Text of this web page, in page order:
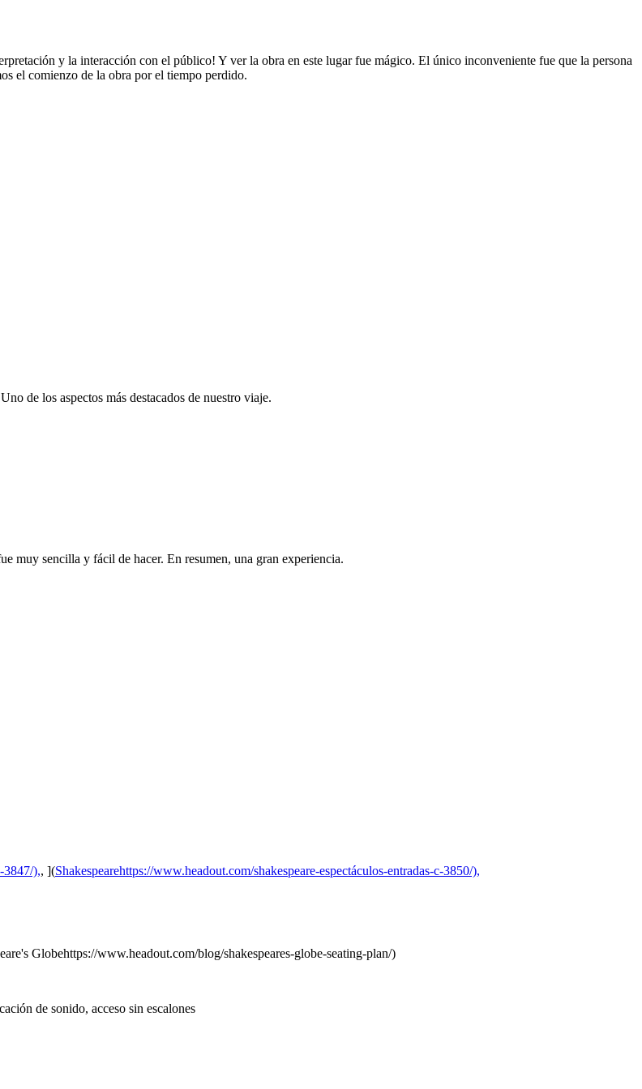
y la interacción con el público! Y ver la obra en este lugar fue mágico. El único inconveniente fue que la persona
el comienzo de la obra por el tiempo perdido.
de los aspectos más destacados de nuestro viaje.
muy sencilla y fácil de hacer. En resumen, una gran experiencia.
3847/),, ](Shakespearehttps://www.headout.com/shakespeare-espectáculos-entradas-c-3850/),
Globehttps://www.headout.com/blog/shakespeares-globe-seating-plan/)
de sonido, acceso sin escalones